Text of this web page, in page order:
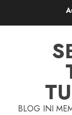
BLOG INI